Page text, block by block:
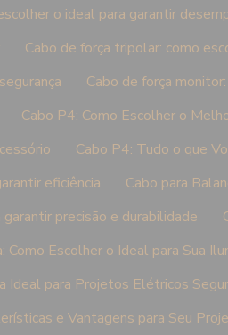
o ideal para garantir
Cabo de força tripolar: como
Cabo de força
Cabo P4: Como Escolher o
Cabo P4: Tudo o que
eficiência
Cabo para
precisão e durabilidade
Como Escolher o Ideal para Sua
Ideal para Projetos Elétricos
e Vantagens para Seu